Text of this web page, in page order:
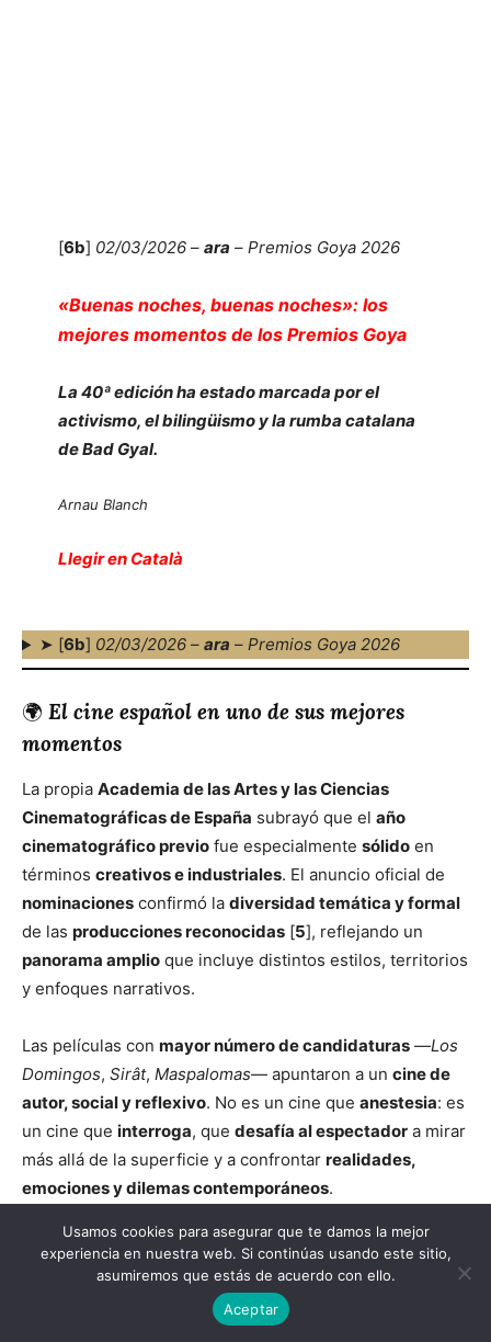
[6b] 02/03/2026 – ara – Premios Goya 2026
«Buenas noches, buenas noches»: los
mejores momentos de los Premios Goya
La 40ª edición ha estado marcada por el
activismo, el bilingüismo y la rumba catalana
de Bad Gyal.
Arnau Blanch
Llegir en Català
➤ [6b] 02/03/2026 – ara – Premios Goya 2026
🌍 El cine español en uno de sus mejores
momentos
La propia Academia de las Artes y las Ciencias
Cinematográficas de España subrayó que el año
cinematográfico previo fue especialmente sólido en
términos creativos e industriales. El anuncio oficial de
nominaciones confirmó la diversidad temática y formal
de las producciones reconocidas [5], reflejando un
panorama amplio que incluye distintos estilos, territorios
y enfoques narrativos.
Las películas con mayor número de candidaturas —Los
Domingos, Sirât, Maspalomas— apuntaron a un cine de
autor, social y reflexivo. No es un cine que anestesia: es
un cine que interroga, que desafía al espectador a mirar
más allá de la superficie y a confrontar realidades,
emociones y dilemas contemporáneos.
Como recogía el comunicado oficial, se trató de una
edición que celebra «uno de los mejores años del cine
en términos devariedad, riesgo y pluralidad
], consolidando la idea de que el
Usamos cookies para asegurar que te damos la mejor
experiencia en nuestra web. Si continúas usando este sitio,
asumiremos que estás de acuerdo con ello.
Aceptar